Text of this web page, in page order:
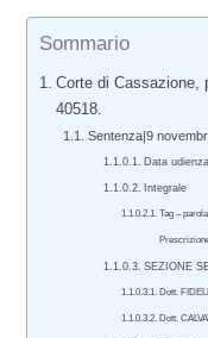
Sommario
Corte di Cassazione,
40518.
Sentenza|9
Data
Integrale
Tag –
SEZIONE
Dott.
Dott.